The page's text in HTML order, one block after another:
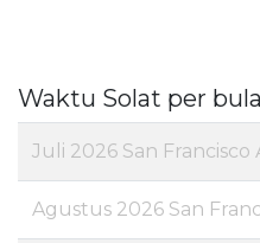
Waktu Solat per
Juli 2026 San
Agustus 2026 San